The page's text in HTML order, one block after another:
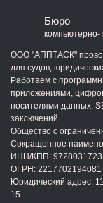
Бюро
компьютерно-
ООО "АППТАСК"
для судов,
Работаем с
приложениями,
носителями данных,
заключений.
Общество с
Сокращенное
ИНН/КПП: 9728031723
ОГРН: 2217702194081
Юридический адрес:
15